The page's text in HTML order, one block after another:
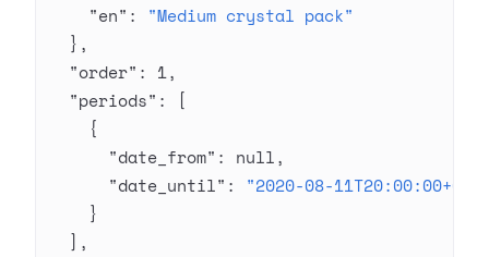
    "en"
: "Medium crystal pack"
  },
  "order"
: 1,
  "periods"
: [
    {
      "date_from"
: null,
      "date_until"
: "2020-08-
    }
  ],